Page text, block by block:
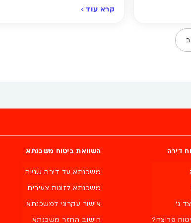
לתאונות.
מהן –
הוא לא. אבל חיסכון של מאות ואף
קרא עוד
דירה
ג'
פריצה?
השוואת ביטוח משכנתא
משכנתא על דירה שנייה
משכנתא לזוגות צעירים
אישור עקרוני למשכנתא
חישוב החזר משכנתא